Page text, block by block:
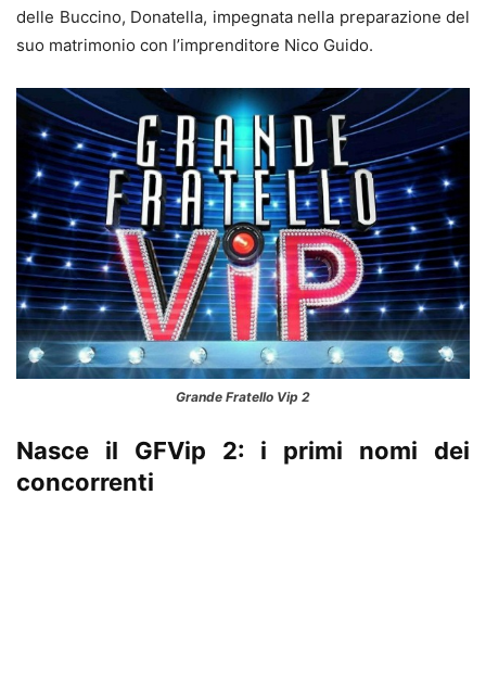
delle Buccino, Donatella, impegnata nella preparazione del
suo matrimonio con l’imprenditore Nico Guido.
Grande Fratello Vip 2
Nasce il GFVip 2: i primi nomi dei
concorrenti